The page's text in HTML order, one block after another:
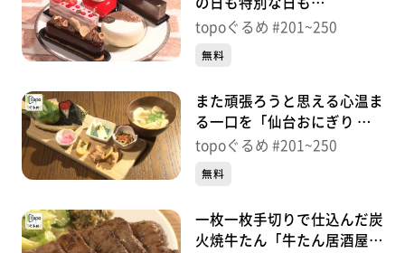
の日も特別な日も
「Patisserie TISSER」（宮城
るめ】
topoぐるめ #201~250
無料
また頑張ろうと思える心温ま
る一口を「仙台おにぎり 織
はや」（青葉区一番町）＃
topoぐるめ #201~250
無料
一枚一枚手切りで仕込んだ炭
火焼牛たん「牛たん居酒屋